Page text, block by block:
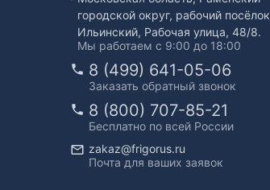
городской округ, рабочий посёлок
Ильинский, Рабочая улица, 48/8.
Мы работаем с 9:00 до 18:00
8 (499) 641-05-06
Заказать обратный звонок
8 (800) 707-85-21
Бесплатно по всей России
zakaz@frigorus.ru
Почта для ваших заявок